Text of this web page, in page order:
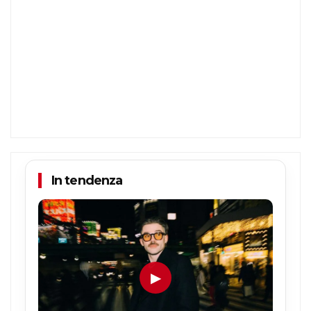
In tendenza
▶